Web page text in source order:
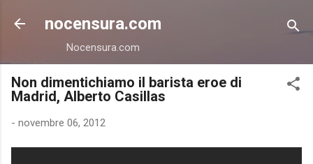
Passa ai contenuti principali
nocensura.com
Nocensura.com
Non dimentichiamo il barista eroe di
Madrid, Alberto Casillas
- novembre 06, 2012